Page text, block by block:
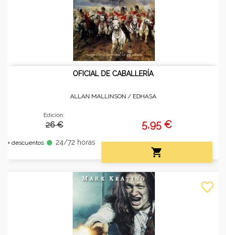
OFICIAL DE CABALLERÍA
ALLAN MALLINSON / EDHASA
Edición:
26 €
+ descuentos fiber_manual_record 24/72 horas
5,95 €

favorite_border